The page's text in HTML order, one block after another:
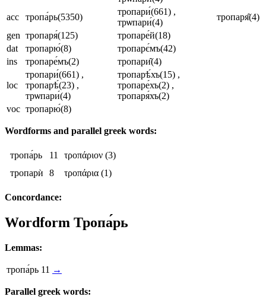
acc тропа́рь(5350)
тропари́(661) ,
трѡпари́(4)
тропаря̂(4)
gen тропаря́(125) тропаре́й(18)
dat
тропарю́(8) тропарє́мъ(42)
ins
тропаре́мъ(2) тропари̂(4)
loc
тропари́(661) ,
тропарѣ́(23) ,
трѡпари́(4)
тропарѣ́хъ(15) ,
тропаре́хъ(2) ,
тропаря́хъ(2)
voc тропарю́(8)
Wordforms and parallel greek words:
тропа́рь 11 τροπάριον (3)
тропарѝ
8 τροπάρια (1)
Concordance:
Wordform Тропа́рь
Lemmas:
тропа́рь 11 →
Parallel greek words: